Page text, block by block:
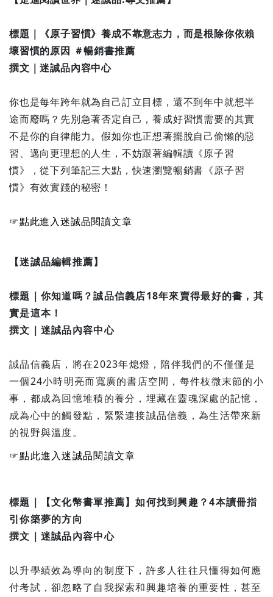
標題｜《原子習慣》養成不靠意志力，而是根除你依賴
壞習慣的原因 ＃暢銷書推薦
撰文｜迷誠品內容中心
你也是每年跨年就為自己訂立目標，還不到年中就想半
途而廢嗎？先別急著否定自己，養成好習慣需要的其實
不是你的自律能力。假如你也正想著擺脫自己偷懶的惡
習、邁向更理想的人生，不妨跟著編輯讀《原子習
慣》，從下列筆記三大點，快速瀏覽暢銷書《原子習
慣》有效實踐的秘密！
☞點此進入迷誠品閱讀文章
【迷誠品編輯推薦】
標題｜你知道嗎？誠品信義店18年來賣得最好的書，其
實是這本！
撰文｜迷誠品內容中心
誠品信義店，將在2023年熄燈，陪伴我們的不僅僅是
一個24小時明亮而寬廣的書店空間，每件枝微末節的小
事，都成為回憶堆積的養分，埋藏在靈魂深處的記憶，
成為心中的觸發點，緊緊連接誠品信義，為生活帶來新
的視野與溫度。
☞點此進入迷誠品閱讀文章
標題｜【文化幣書單推薦】如何找到興趣？4本讀冊指
引你築夢的方向
撰文｜迷誠品內容中心
以升學績效為導向的制度下，許多人往往只懂得如何應
付考試，卻忽略了自我探索和興趣培養的重要性，甚至